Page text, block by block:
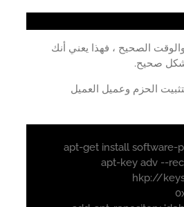
، فهذا يعني أنك
وعميل العميل
# apt-key